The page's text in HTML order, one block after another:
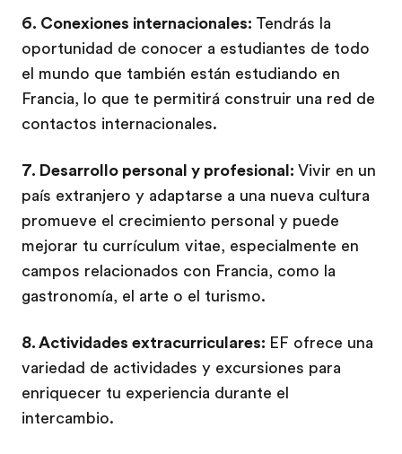
6. Conexiones internacionales: Tendrás la
oportunidad de conocer a estudiantes de todo
el mundo que también están estudiando en
Francia, lo que te permitirá construir una red de
contactos internacionales.
7. Desarrollo personal y profesional: Vivir en un
país extranjero y adaptarse a una nueva cultura
promueve el crecimiento personal y puede
mejorar tu currículum vitae, especialmente en
campos relacionados con Francia, como la
gastronomía, el arte o el turismo.
8. Actividades extracurriculares: EF ofrece una
variedad de actividades y excursiones para
enriquecer tu experiencia durante el
intercambio.